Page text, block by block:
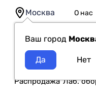
Москва
Ваш город
О нас
Распродажа Лаб.